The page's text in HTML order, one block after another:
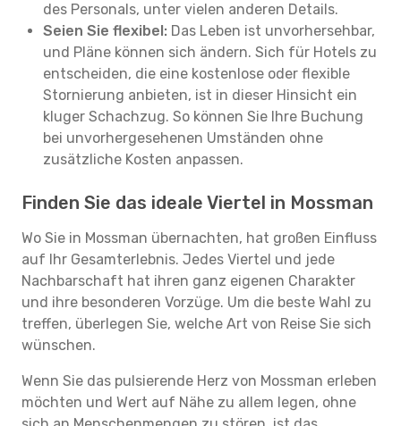
des Personals, unter vielen anderen Details.
Seien Sie flexibel: Das Leben ist unvorhersehbar,
und Pläne können sich ändern. Sich für Hotels zu
entscheiden, die eine kostenlose oder flexible
Stornierung anbieten, ist in dieser Hinsicht ein
kluger Schachzug. So können Sie Ihre Buchung
bei unvorhergesehenen Umständen ohne
zusätzliche Kosten anpassen.
Finden Sie das ideale Viertel in Mossman
Wo Sie in Mossman übernachten, hat großen Einfluss
auf Ihr Gesamterlebnis. Jedes Viertel und jede
Nachbarschaft hat ihren ganz eigenen Charakter
und ihre besonderen Vorzüge. Um die beste Wahl zu
treffen, überlegen Sie, welche Art von Reise Sie sich
wünschen.
Wenn Sie das pulsierende Herz von Mossman erleben
möchten und Wert auf Nähe zu allem legen, ohne